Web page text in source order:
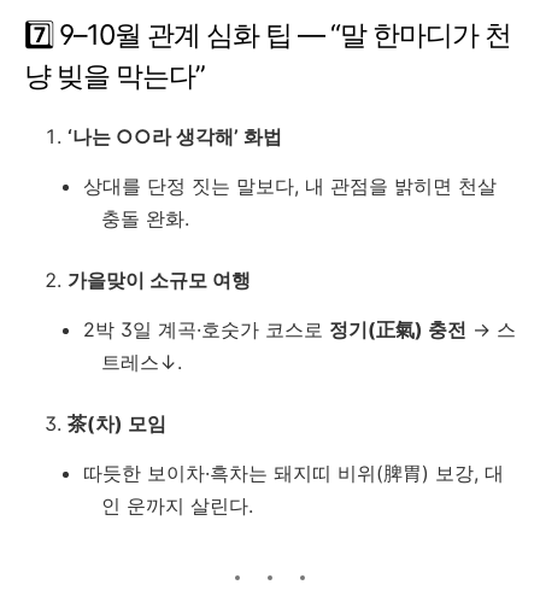
7️⃣ 9–10월 관계 심화 팁 ― “말 한마디가 천
냥 빚을 막는다”
‘나는 ○○라 생각해’ 화법
상대를 단정 짓는 말보다, 내 관점을 밝히면 천살
충돌 완화.
가을맞이 소규모 여행
2박 3일 계곡·호숫가 코스로 정기(正氣) 충전 → 스
트레스↓.
茶(차) 모임
따듯한 보이차·흑차는 돼지띠 비위(脾胃) 보강, 대
인 운까지 살린다.